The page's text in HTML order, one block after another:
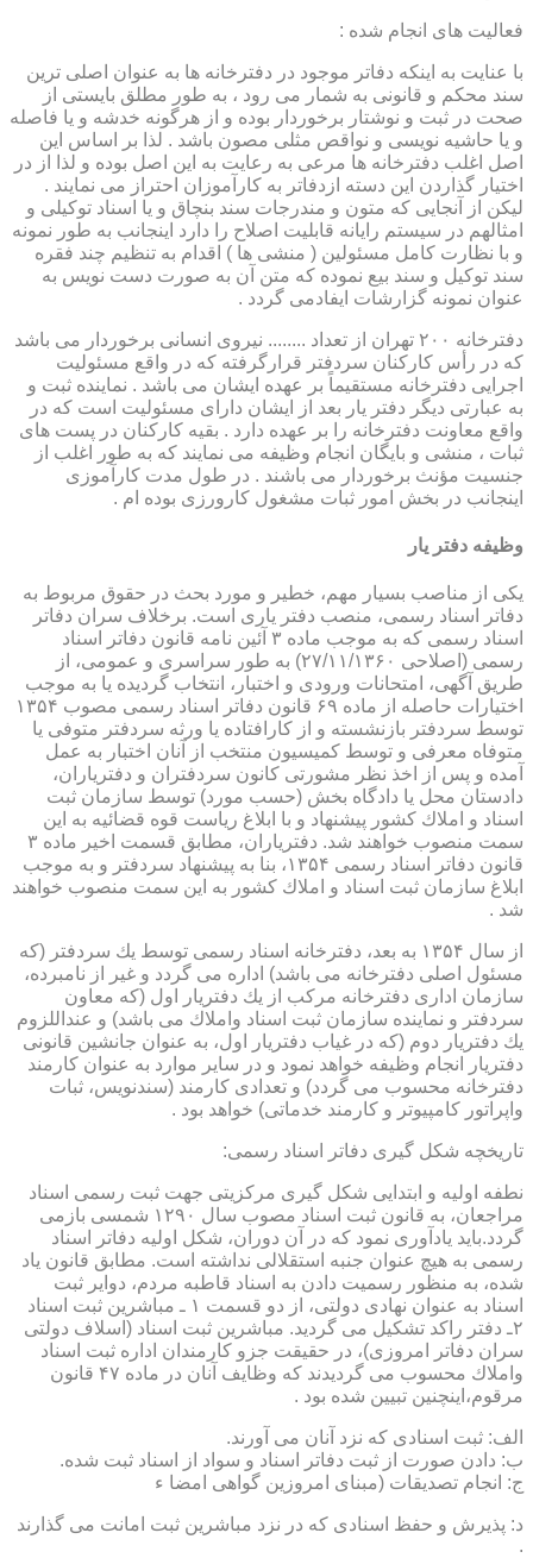
فعالیت های انجام شده :
با عنایت به اینکه دفاتر موجود در دفترخانه ها به عنوان اصلی ترین
سند محکم و قانونی به شمار می رود ، به طور مطلق بایستی از
صحت در ثبت و نوشتار برخوردار بوده و از هرگونه خدشه و یا فاصله
و یا حاشیه نویسی و نواقص مثلی مصون باشد . لذا بر اساس این
اصل اغلب دفترخانه ها مرعی به رعایت به این اصل بوده و لذا از در
اختیار گذاردن این دسته ازدفاتر به کارآموزان احتراز می نمایند .
لیکن از آنجایی که متون و مندرجات سند بنچاق و یا اسناد توکیلی و
امثالهم در سیستم رایانه قابلیت اصلاح را دارد اینجانب به طور نمونه
و با نظارت کامل مسئولین ( منشی ها ) اقدام به تنظیم چند فقره
سند توکیل و سند بیع نموده که متن آن به صورت دست نویس به
عنوان نمونه گزارشات ایفادمی گردد .
دفترخانه ۲۰۰ تهران از تعداد ........ نیروی انسانی برخوردار می باشد
که در رأس کارکنان سردفتر قرارگرفته که در واقع مسئولیت
اجرایی دفترخانه مستقیماً بر عهده ایشان می باشد . نماینده ثبت و
به عبارتی دیگر دفتر یار بعد از ایشان دارای مسئولیت است که در
واقع معاونت دفترخانه را بر عهده دارد . بقیه کارکنان در پست های
ثبات ، منشی و بایگان انجام وظیفه می نمایند که به طور اغلب از
جنسیت مؤنث برخوردار می باشند . در طول مدت کارآموزی
اینجانب در بخش امور ثبات مشغول کارورزی بوده ام .
وظیفه دفتر یار
یكی از مناصب بسیار مهم، خطیر و مورد بحث در حقوق مربوط به
دفاتر اسناد رسمی، منصب دفتر یاری است. برخلاف سران دفاتر
اسناد رسمی كه به موجب ماده ۳ آئین نامه قانون دفاتر اسناد
رسمی (اصلاحی ۲۷/۱۱/۱۳۶۰) به طور سراسری و عمومی، از
طریق آگهی، امتحانات ورودی و اختبار، انتخاب گردیده یا به موجب
اختیارات حاصله از ماده ۶۹ قانون دفاتر اسناد رسمی مصوب ۱۳۵۴
توسط سردفتر بازنشسته و از كارافتاده یا ورثه سردفتر متوفی یا
متوفاه معرفی و توسط كمیسیون منتخب از آنان اختبار به عمل
آمده و پس از اخذ نظر مشورتی كانون سردفتران و دفتریاران،
دادستان محل یا دادگاه بخش (حسب مورد) توسط سازمان ثبت
اسناد و املاك كشور پیشنهاد و با ابلاغ ریاست قوه قضائیه به این
سمت منصوب خواهند شد. دفتریاران، مطابق قسمت اخیر ماده ۳
قانون دفاتر اسناد رسمی ۱۳۵۴، بنا به پیشنهاد سردفتر و به موجب
ابلاغ سازمان ثبت اسناد و املاك كشور به این سمت منصوب خواهند
شد .
از سال ۱۳۵۴ به بعد، دفترخانه اسناد رسمی توسط یك سردفتر (كه
مسئول اصلی دفترخانه می باشد) اداره می گردد و غیر از نامبرده،
سازمان اداری دفترخانه مركب از یك دفتریار اول (كه معاون
سردفتر و نماینده سازمان ثبت اسناد واملاك می باشد) و عنداللزوم
یك دفتریار دوم (كه در غیاب دفتریار اول، به عنوان جانشین قانونی
دفتریار انجام وظیفه خواهد نمود و در سایر موارد به عنوان كارمند
دفترخانه محسوب می گردد) و تعدادی كارمند (سندنویس، ثبات
واپراتور كامپیوتر و كارمند خدماتی) خواهد بود .
تاریخچه شكل گیری دفاتر اسناد رسمی:
نطفه اولیه و ابتدایی شكل گیری مركزیتی جهت ثبت رسمی اسناد
مراجعان، به قانون ثبت اسناد مصوب سال ۱۲۹۰ شمسی بازمی
گردد.باید یادآوری نمود كه در آن دوران، شكل اولیه دفاتر اسناد
رسمی به هیچ عنوان جنبه استقلالی نداشته است. مطابق قانون یاد
شده، به منظور رسمیت دادن به اسناد قاطبه مردم، دوایر ثبت
اسناد به عنوان نهادی دولتی، از دو قسمت ۱ ـ مباشرین ثبت اسناد
۲ـ دفتر راكد تشكیل می گردید. مباشرین ثبت اسناد (اسلاف دولتی
سران دفاتر امروزی)، در حقیقت جزو كارمندان اداره ثبت اسناد
واملاك محسوب می گردیدند كه وظایف آنان در ماده ۴۷ قانون
مرقوم،اینچنین تبیین شده بود .
الف: ثبت اسنادی كه نزد آنان می آورند.
ب: دادن صورت از ثبت دفاتر اسناد و سواد از اسناد ثبت شده.
ج: انجام تصدیقات (مبنای امروزین گواهی امضا ء
د: پذیرش و حفظ اسنادی كه در نزد مباشرین ثبت امانت می گذارند
.